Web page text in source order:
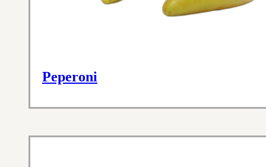
Peperoni